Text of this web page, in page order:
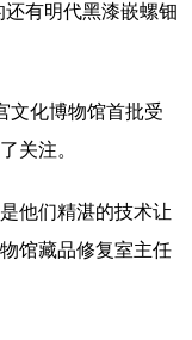
عربى
还有明代黑漆嵌螺钿
化博物馆首批受
关注。
他们精湛的技术让
馆藏品修复室主任